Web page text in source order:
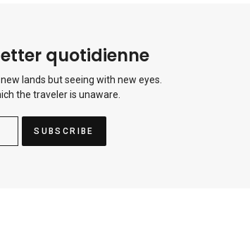
quotidienne
lands but seeing with new eyes.
the traveler is unaware.